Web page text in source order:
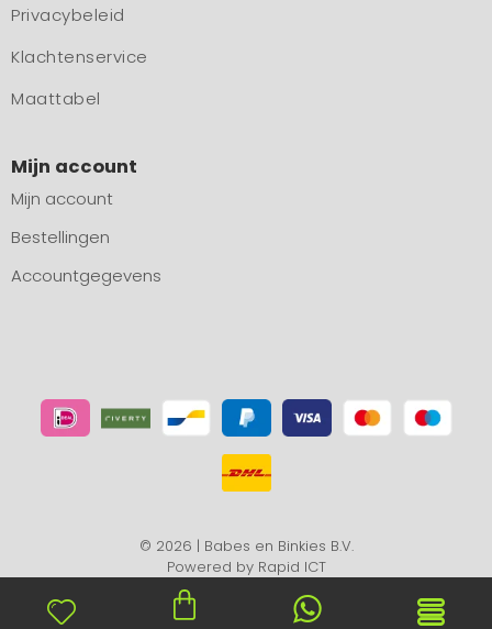
Privacybeleid
Klachtenservice
Maattabel
Mijn account
Mijn account
Bestellingen
Accountgegevens
© 2026 | Babes en Binkies B.V.
Powered by Rapid ICT